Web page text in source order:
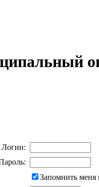
Логин:
Запомнить меня